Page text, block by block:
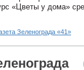
«Цветы у дома»
Зеленограда «41»